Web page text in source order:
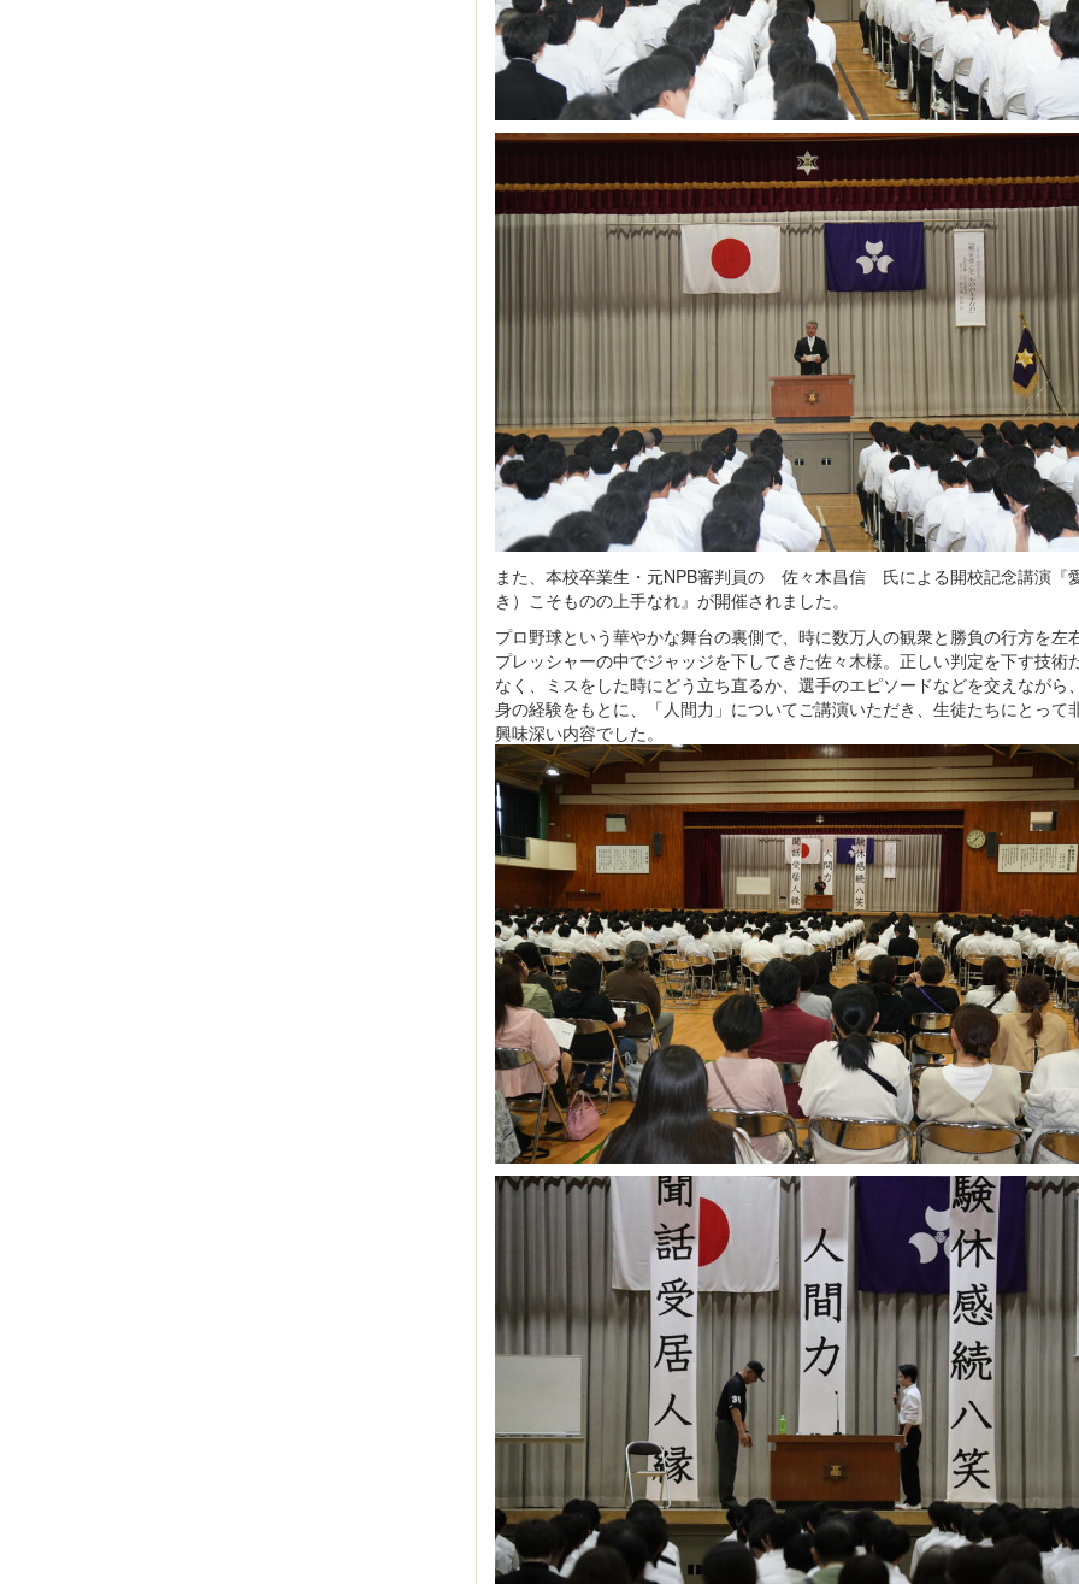
また、本校卒業生・元NPB審判員の 佐々木昌信 氏による開校記念講演『
き）こそものの上手なれ』が開催されました。
プロ野球という華やかな舞台の裏側で、時に数万人の観衆と勝負の行方を左
プレッシャーの中でジャッジを下してきた佐々木様。正しい判定を下す技術
なく、ミスをした時にどう立ち直るか、選手のエピソードなどを交えながら
身の経験をもとに、「人間力」についてご講演いただき、生徒たちにとって
興味深い内容でした。